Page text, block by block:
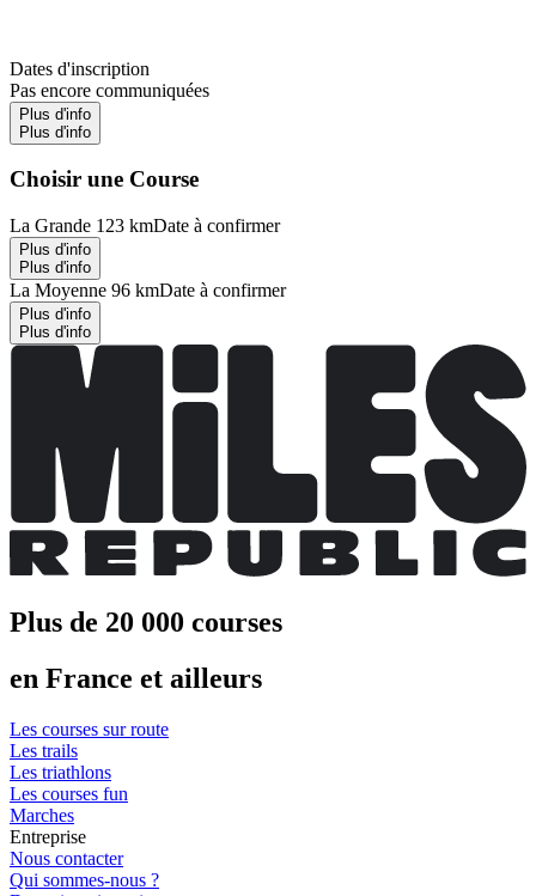
Dates d'inscription
Pas encore communiquées
Plus d'info
Plus d'info
Choisir une Course
La Grande 123 kmDate à confirmer
Plus d'info
Plus d'info
La Moyenne 96 kmDate à confirmer
Plus d'info
Plus d'info
Plus de 20 000 courses
en France et ailleurs
Les courses sur route
Les trails
Les triathlons
Les courses fun
Marches
Entreprise
Nous contacter
Qui sommes-nous ?